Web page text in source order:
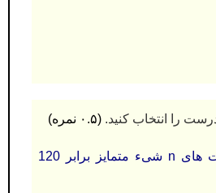
(۰.۵ نمره)
الف) اگر تعداد جایگشت های n شیء متمایز برابر 120